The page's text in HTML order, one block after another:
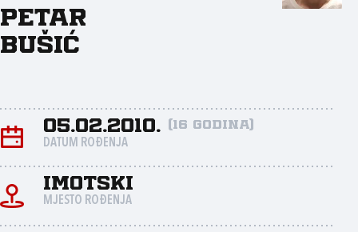
Petar
Bušić
05.02.2010. (16 godina)
DATUM ROĐENJA
Imotski
MJESTO ROĐENJA